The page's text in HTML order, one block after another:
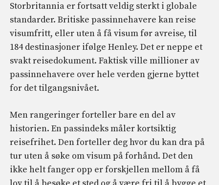
Storbritannia er fortsatt veldig sterkt i globale
standarder. Britiske passinnehavere kan reise
visumfritt, eller uten å få visum før avreise, til
184 destinasjoner ifølge Henley. Det er neppe et
svakt reisedokument. Faktisk ville millioner av
passinnehavere over hele verden gjerne byttet
for det tilgangsnivået.
Men rangeringer forteller bare en del av
historien. En passindeks måler kortsiktig
reisefrihet. Den forteller deg hvor du kan dra på
tur uten å søke om visum på forhånd. Det den
ikke helt fanger opp er forskjellen mellom å få